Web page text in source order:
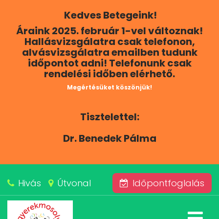
Kedves Betegeink!
Áraink 2025. február 1-vel változnak!
Hallásvizsgálatra csak telefonon,
alvásvizsgálatra emailben tudunk
időpontot adni! Telefonunk csak
rendelési időben elérhető.
Megértésüket köszönjük!
Tisztelettel:
Dr. Benedek Pálma
Hivás Útvonal Időpontfoglalás
RÓLUNK
KAPCSOLAT
SZOLGÁLTATÁSAINK